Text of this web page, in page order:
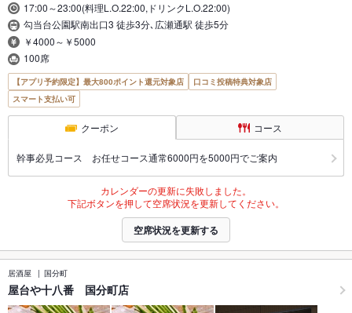
17:00～23:00(料理L.O.22:00,ドリンクL.O.22:00)
勾当台公園駅南出口3 徒歩3分､広瀬通駅 徒歩5分
￥4000～￥5000
100席
【アプリ予約限定】最大800ポイント還元対象店
口コミ投稿特典対象店
スマート支払い可
クーポン コース
幹事必見コース お任せコース通常6000円を5000円でご案内
カレンダーの更新に失敗しました。
下記ボタンを押して空席状況を更新してください。
空席状況を更新する
居酒屋 国分町
屋台や十八番 国分町店